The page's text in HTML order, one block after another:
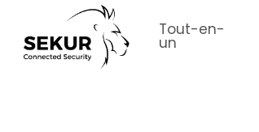
main
Tout-en-
un